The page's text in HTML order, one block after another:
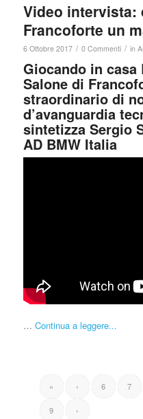
Video intervista:
Francoforte un
6 Ottobre 2017 / 0 Commenti / in
Giocando in casa
Salone di
straordinario di
d’avanguardia
sintetizza Sergio
AD BMW Italia
… Continua a leggere...
« ‹ 6 7
9 ›